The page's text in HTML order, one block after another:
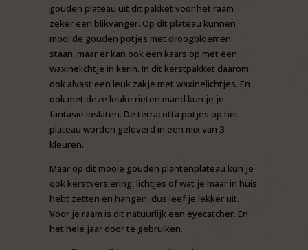
gouden plateau uit dit pakket voor het raam
zeker een blikvanger. Op dit plateau kunnen
mooi de gouden potjes met droogbloemen
staan, maar er kan ook een kaars op met een
waxinelichtje in kerin. In dit kerstpakket daarom
ook alvast een leuk zakje met waxinelichtjes. En
ook met deze leuke rieten mand kun je je
fantasie loslaten. De terracotta potjes op het
plateau worden geleverd in een mix van 3
kleuren.
Maar op dit mooie gouden plantenplateau kun je
ook kerstversiering, lichtjes of wat je maar in huis
hebt zetten en hangen, dus leef je lekker uit.
Voor je raam is dit natuurlijk een eyecatcher. En
het hele jaar door te gebruiken.